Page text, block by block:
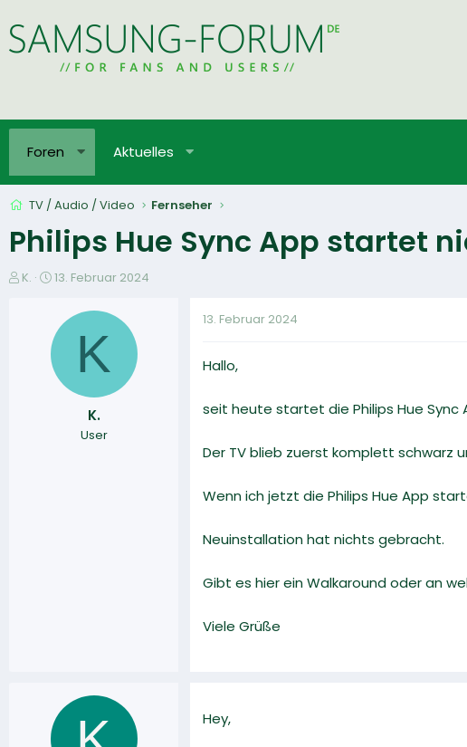
Foren Aktuelles
TV / Audio / Video Fernseher
Philips Hue Sync App startet
E
K.
E
t
l
13. Februar 2024
K
K.
User
13. Februar 2024
Hallo,
seit heute startet die Philips Hue
Der TV blieb zuerst komplett schwarz
Wenn ich jetzt die Philips Hue App
Neuinstallation hat nichts gebracht.
Gibt es hier ein Walkaround oder an
Viele Grüße
Hey,